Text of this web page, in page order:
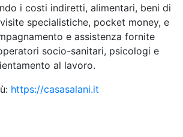
i costi indiretti, alimentari, beni di
specialistiche, pocket money, e
e assistenza fornite
socio-sanitari, psicologi e
al lavoro.
https://casasalani.it